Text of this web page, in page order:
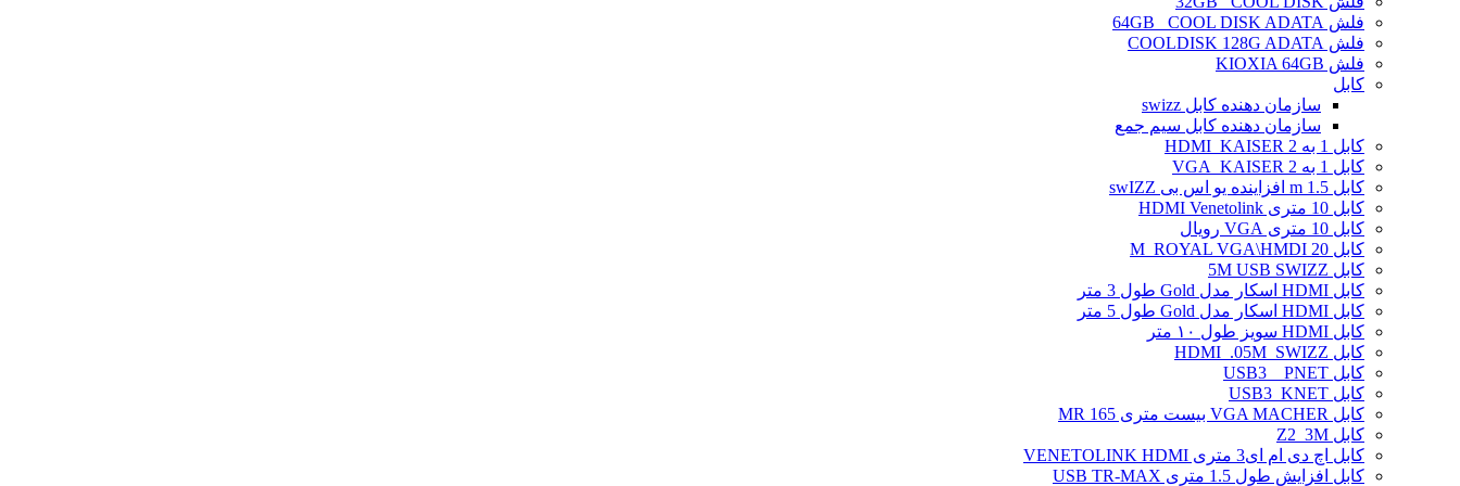
فلش 64GB _COOL DISK ADATA
فلش COOLDISK 128G ADATA
فلش KIOXIA 64GB
کابل
سازمان دهنده کابل swizz
سازمان دهنده کابل سیم جمع
کابل 1 به 2 HDMI_KAISER
کابل 1 به 2 VGA_KAISER
کابل 1.5 m افزاینده یو اس بی swIZZ
کابل 10 متری HDMI Venetolink
کابل 10 متری VGA رویال
کابل 20 M_ROYAL VGA\HMDI
کابل 5M USB SWIZZ
کابل HDMI اسکار مدل Gold طول 3 متر
کابل HDMI اسکار مدل Gold طول 5 متر
کابل HDMI سویز طول ۱۰ متر
کابل HDMI_.05M_SWIZZ
کابل USB3 _ PNET
کابل USB3_KNET
کابل VGA MACHER بیست متری MR 165
کابل Z2_3M
کابل اچ دی ام ای3 متری VENETOLINK HDMI
کابل افزایش طول 1.5 متری USB TR-MAX